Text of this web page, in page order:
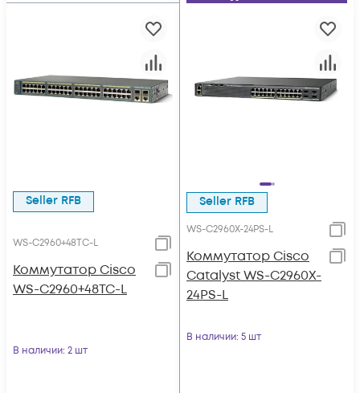
Seller RFB
WS-C2960+48TC-L
Коммутатор Cisco
WS-C2960+48TC-L
В наличии: 2 шт
Seller RFB
WS-C2960X-24PS-L
Коммутатор Cisco
Catalyst WS-C2960X-
24PS-L
В наличии: 5 шт